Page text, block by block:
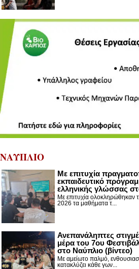
ΝΑΥΠΛΙΟ
Με επιτυχία
εκπαιδευτικό
ελληνικής γλώσσας
Με επιτυχία
2026 τα μαθήματα τ...
Ανεπανάληπτες
μέρα του 7ου
στο Ναύπλιο (βίντεο)
Με αμείωτο παλμό,
κατακλύζει κάθε γων...